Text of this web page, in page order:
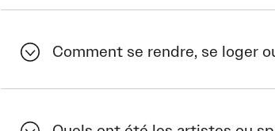
orienté vers les rythmes dansants et les
spectateurs.
Au-delà des performances individuelles, le
Comment se rendre, se loger